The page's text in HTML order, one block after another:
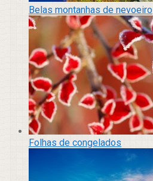
Belas montanhas de nevoeiro
Folhas de congelados